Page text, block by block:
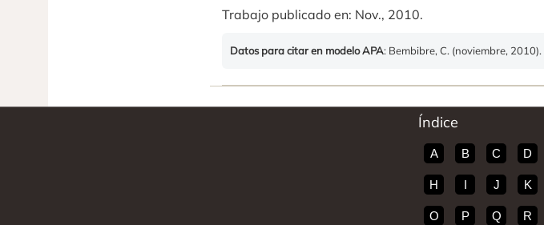
Trabajo publicado en: Nov., 2010.
Datos para citar en modelo APA: Bembibre, C. (noviembre, 2010).
Índice
A B C D
H I J K
O P Q R